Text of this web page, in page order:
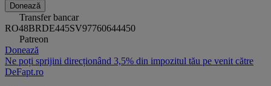
Donează
Transfer bancar
RO48BRDE445SV97760644450
Patreon
Donează
Ne poți sprijini direcționând 3,5% din impozitul tău pe venit către
DeFapt.ro